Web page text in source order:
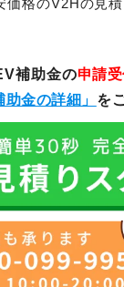
格のV2Hの見積
補助金の申請受
助金の詳細」 を